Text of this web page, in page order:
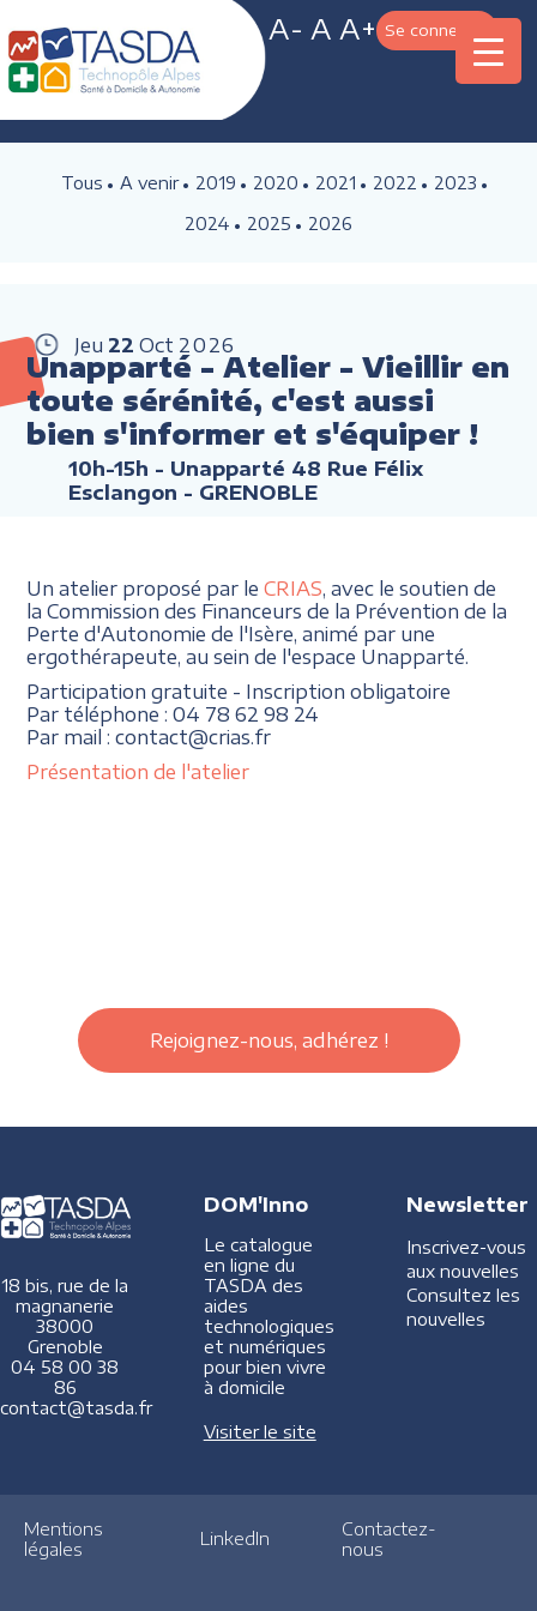
A- A A+ Se connecter
Tous A venir 2019 2020 2021 2022
2023
2024
2025 2026
Jeu 22 Oct 2026
Unapparté - Atelier - Vieillir en
toute sérénité, c'est aussi
bien s'informer et s'équiper !
10h-15h - Unapparté 48 Rue Félix
Esclangon - GRENOBLE
Un atelier proposé par leCRIAS , avec le soutien de
la Commission des Financeurs de la Prévention de la
Perte d'Autonomie de l'Isère, animé par une
ergothérapeute, au sein de l'espace Unapparté.
Participation gratuite - Inscription obligatoire
Par téléphone : 04 78 62 98 24
Par mail : contact@crias.fr
Présentation de l'atelier
Rejoignez-nous, adhérez !
18 bis, rue de la
magnanerie
38000
Grenoble
04 58 00 38
86
contact@tasda.fr
DOM'Inno
Le catalogue
en ligne du
TASDA des
aides
technologiques
et numériques
pour bien vivre
à domicile
Visiter le site
Newsletter
Inscrivez-vous
aux nouvelles
Consultez les
nouvelles
Mentions
légales
LinkedIn
Contactez-
nous